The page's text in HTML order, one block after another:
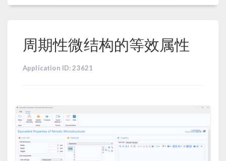
周期性微结构的等效属性
Application ID: 23621